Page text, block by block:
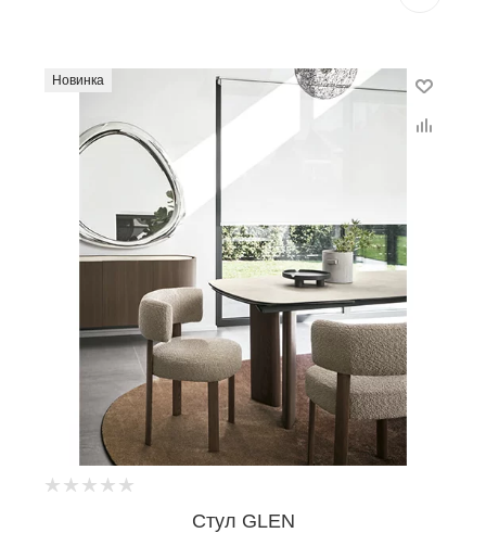
Новинка
Стул GLEN